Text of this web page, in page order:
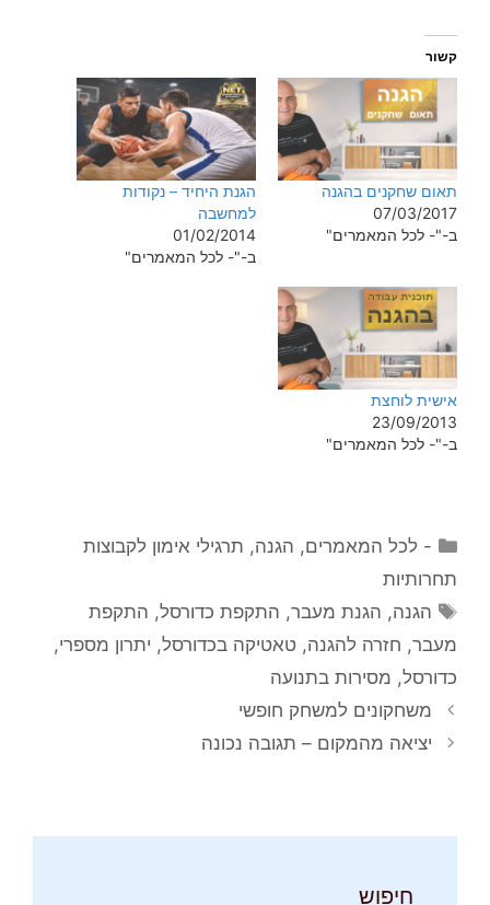
קשור
תאום שחקנים בהגנה
07/03/2017
ב-"- לכל המאמרים"
הגנת היחיד – נקודות
למחשבה
01/02/2014
ב-"- לכל המאמרים"
אישית לוחצת
23/09/2013
ב-"- לכל המאמרים"
קטגוריות
- לכל המאמרים, הגנה, תרגילי אימון לקבוצות
תחרותיות
תגיות
הגנה, הגנת מעבר, התקפת כדורסל, התקפת
מעבר, חזרה להגנה, טאטיקה בכדורסל, יתרון מספרי,
כדורסל, מסירות בתנועה
משחקונים למשחק חופשי
יציאה מהמקום – תגובה נכונה
חיפוש